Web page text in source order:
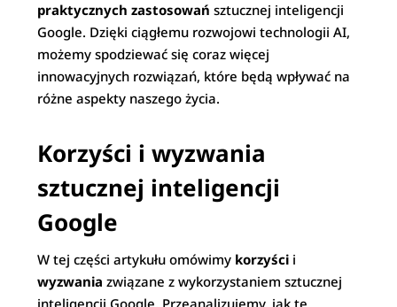
praktycznych zastosowań sztucznej inteligencji
Google. Dzięki ciągłemu rozwojowi technologii AI,
możemy spodziewać się coraz więcej
innowacyjnych rozwiązań, które będą wpływać na
różne aspekty naszego życia.
Korzyści i wyzwania
sztucznej inteligencji
Google
W tej części artykułu omówimy korzyści i
wyzwania związane z wykorzystaniem sztucznej
inteligencji Google. Przeanalizujemy, jak te